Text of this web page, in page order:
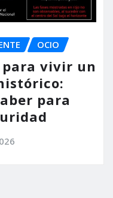
OCIO
vivir un
para